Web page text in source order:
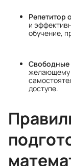
Репетитор
и
обучение,
Свободные
желающему
доступе.